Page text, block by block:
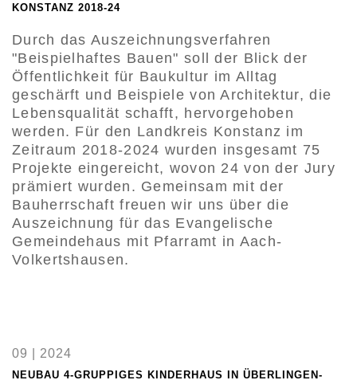
KONSTANZ 2018-24
Durch das Auszeichnungsverfahren
"Beispielhaftes Bauen" soll der Blick der
Öffentlichkeit für Baukultur im Alltag
geschärft und Beispiele von Architektur, die
Lebensqualität schafft, hervorgehoben
werden. Für den Landkreis Konstanz im
Zeitraum 2018-2024 wurden insgesamt 75
Projekte eingereicht, wovon 24 von der Jury
prämiert wurden. Gemeinsam mit der
Bauherrschaft freuen wir uns über die
Auszeichnung für das Evangelische
Gemeindehaus mit Pfarramt in Aach-
Volkertshausen.
09 | 2024
NEUBAU 4-GRUPPIGES KINDERHAUS IN ÜBERLINGEN-